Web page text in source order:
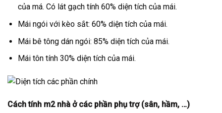
của má. Có lát gạch tính 60% diện tích của mái.
Mái ngói với kèo sắt: 60% diện tích của mái.
Mái bê tông dán ngói: 85% diện tích của mái.
Mái tôn tính 30% diện tích của mái.
Cách tính m2 nhà ở các phần phụ trợ (sân, hầm, …)